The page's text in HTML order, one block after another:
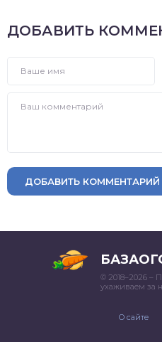
ДОБАВИТЬ
ДОБАВИТЬ КОММЕНТАРИЙ
© 2018–2026 –
ухаживаем за
О сайте